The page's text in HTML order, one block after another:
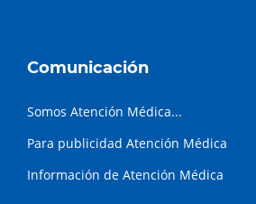
Comunicación
Somos Atención Médica...
Para publicidad Atención Médica
Información de Atención Médica